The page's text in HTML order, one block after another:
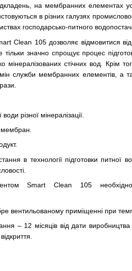
на мембранних елементах
в різних галузях
господарсько-питного
Clean 105 дозволяє відмовитися
значно спрощує процес
мінералізованих стічних вод. Крім
служби мембранних елементів, а
різної мінералізації.
в технології підготовки питної
Smart Clean 105 необхідно
вентильованому приміщенні при
– 12 місяців від дати